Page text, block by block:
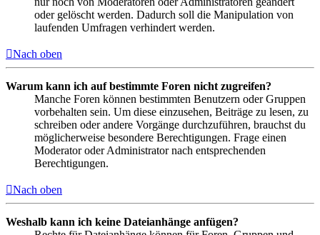
oder gelöscht werden. Dadurch soll die Manipulation von
laufenden Umfragen verhindert werden.
Nach oben
Warum kann ich auf bestimmte Foren nicht zugreifen?
Manche Foren können bestimmten Benutzern oder Gruppen
vorbehalten sein. Um diese einzusehen, Beiträge zu lesen, zu
schreiben oder andere Vorgänge durchzuführen, brauchst du
möglicherweise besondere Berechtigungen. Frage einen
Moderator oder Administrator nach entsprechenden
Berechtigungen.
Nach oben
Weshalb kann ich keine Dateianhänge anfügen?